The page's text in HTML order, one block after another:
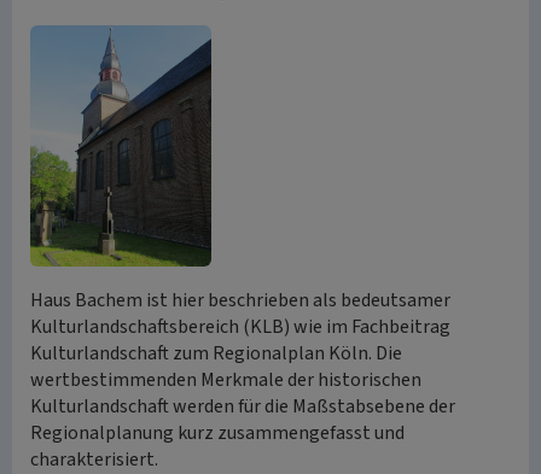
Haus Bachem ist hier beschrieben als bedeutsamer
Kulturlandschaftsbereich (KLB) wie im Fachbeitrag
Kulturlandschaft zum Regionalplan Köln. Die
wertbestimmenden Merkmale der historischen
Kulturlandschaft werden für die Maßstabsebene der
Regionalplanung kurz zusammengefasst und
charakterisiert.